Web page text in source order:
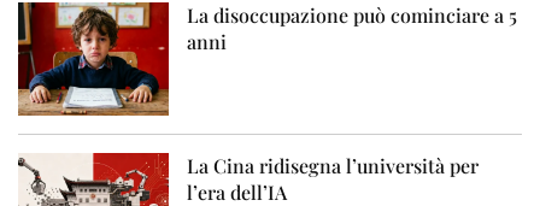
La disoccupazione può cominciare a 5
anni
La Cina ridisegna l’università per
l’era dell’IA